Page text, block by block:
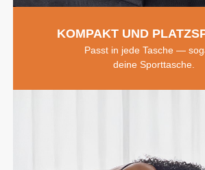
KOMPAKT UND
Passt in jede Tasche —
deine Sporttasche.